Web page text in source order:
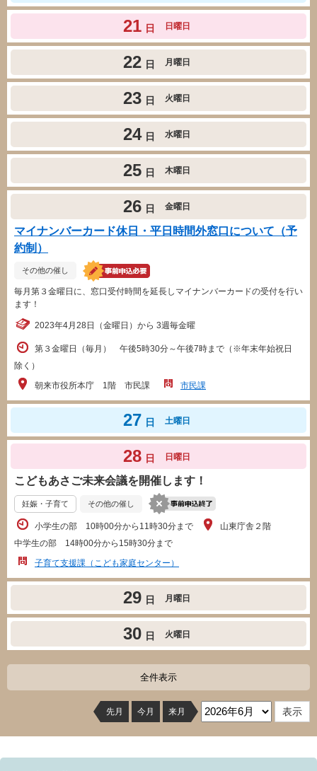
21 日 日曜日
22 日 月曜日
23 日 火曜日
24 日 水曜日
25 日 木曜日
26 日 金曜日
マイナンバーカード休日・平日時間外窓口について（予
約制）
その他の催し
毎月第３金曜日に、窓口受付時間を延長しマイナンバーカードの受付を行い
ます！
2023年4月28日（金曜日）から 3週毎金曜
第３金曜日（毎月） 午後5時30分～午後7時まで（※年末年始祝日
除く）
朝来市役所本庁 1階 市民課
市民課
27 日 土曜日
28 日 日曜日
こどもあさご未来会議を開催します！
妊娠・子育て その他の催し
小学生の部 10時00分から11時30分まで
中学生の部 14時00分から15時30分まで
山東庁舎２階
子育て支援課（こども家庭センター）
29 日 月曜日
30 日 火曜日
全件表示
先月 今月 来月